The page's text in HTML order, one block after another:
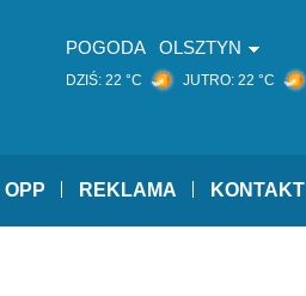
POGODA OLSZTYN
DZIŚ: 22 °C JUTRO: 22 °C
OPP REKLAMA KONTAKT